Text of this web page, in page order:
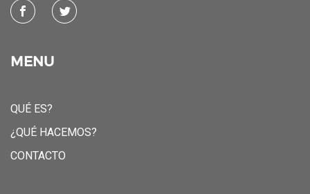
MENU
QUÉ ES?
¿QUÉ HACEMOS?
CONTACTO